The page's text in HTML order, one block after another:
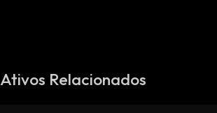
Ativos Relacionados